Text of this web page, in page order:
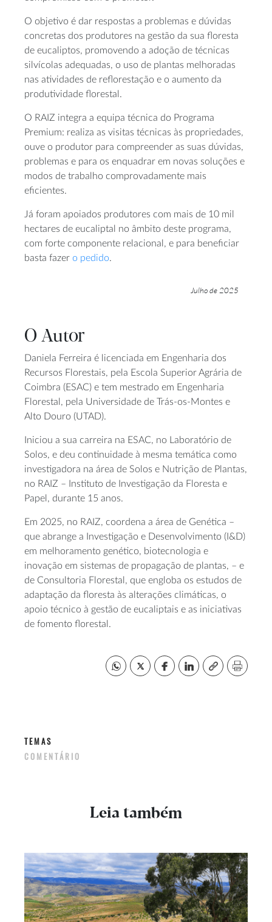
O objetivo é dar respostas a problemas e dúvidas
concretas dos produtores na gestão da sua floresta
de eucaliptos, promovendo a adoção de técnicas
silvícolas adequadas, o uso de plantas melhoradas
nas atividades de reflorestação e o aumento da
produtividade florestal.
O RAIZ integra a equipa técnica do Programa
Premium: realiza as visitas técnicas às propriedades,
ouve o produtor para compreender as suas dúvidas,
problemas e para os enquadrar em novas soluções e
modos de trabalho comprovadamente mais
eficientes.
Já foram apoiados produtores com mais de 10 mil
hectares de eucaliptal no âmbito deste programa,
com forte componente relacional, e para beneficiar
basta fazer o pedido.
Julho de 2025
O Autor
Daniela Ferreira é licenciada em Engenharia dos
Recursos Florestais, pela Escola Superior Agrária de
Coimbra (ESAC) e tem mestrado em Engenharia
Florestal, pela Universidade de Trás-os-Montes e
Alto Douro (UTAD).
Iniciou a sua carreira na ESAC, no Laboratório de
Solos, e deu continuidade à mesma temática como
investigadora na área de Solos e Nutrição de Plantas,
no RAIZ – Instituto de Investigação da Floresta e
Papel, durante 15 anos.
Em 2025, no RAIZ, coordena a área de Genética –
que abrange a Investigação e Desenvolvimento (I&D)
em melhoramento genético, biotecnologia e
inovação em sistemas de propagação de plantas, – e
de Consultoria Florestal, que engloba os estudos de
adaptação da floresta às alterações climáticas, o
apoio técnico à gestão de eucaliptais e as iniciativas
de fomento florestal.
TEMAS
COMENTÁRIO
Leia também